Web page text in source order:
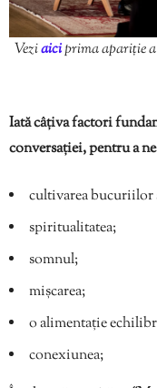
Veziaiciprima apariție
Iată câțiva factori
conversației, pentru a
cultivarea
spiritualitatea;
somnul;
mișcarea;
o alimentație
conexiunea;